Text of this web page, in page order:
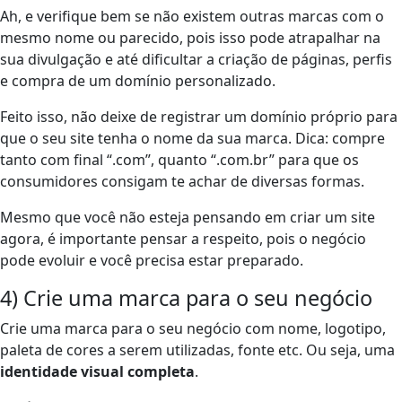
Ah, e verifique bem se não existem outras marcas com o
mesmo nome ou parecido, pois isso pode atrapalhar na
sua divulgação e até dificultar a criação de páginas, perfis
e compra de um domínio personalizado.
Feito isso, não deixe de registrar um domínio próprio para
que o seu site tenha o nome da sua marca. Dica: compre
tanto com final “.com”, quanto “.com.br” para que os
consumidores consigam te achar de diversas formas.
Mesmo que você não esteja pensando em criar um site
agora, é importante pensar a respeito, pois o negócio
pode evoluir e você precisa estar preparado.
4) Crie uma marca para o seu negócio
Crie uma marca para o seu negócio com nome, logotipo,
paleta de cores a serem utilizadas, fonte etc. Ou seja, uma
identidade visual completa.